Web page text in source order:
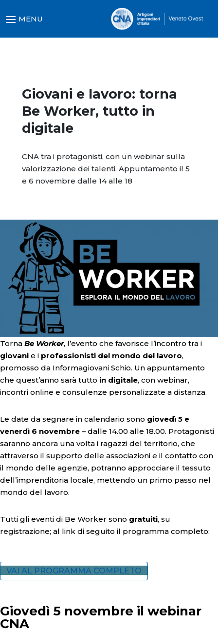
Giovani e lavoro: torna
Be Worker, tutto in
digitale
CNA tra i protagonisti, con un webinar sulla
valorizzazione dei talenti. Appuntamento il 5
e 6 novembre dalle 14 alle 18
Torna Be Worker, l’evento che favorisce l’incontro tra i
giovani e i professionisti del mondo del lavoro,
promosso da Informagiovani Schio. Un appuntamento
che quest’anno sarà tutto in digitale, con webinar,
incontri online e consulenze personalizzate a distanza.
Le date da segnare in calendario sono giovedì 5 e
venerdì 6 novembre – dalle 14.00 alle 18.00. Protagonisti
saranno ancora una volta i ragazzi del territorio, che
attraverso il supporto delle associazioni e il contatto con
il mondo delle agenzie, potranno approcciare il tessuto
dell’imprenditoria locale, mettendo un primo passo nel
mondo del lavoro.
Tutti gli eventi di Be Worker sono gratuiti, su
registrazione; al link di seguito il programma completo:
VAI AL PROGRAMMA COMPLETO
Giovedì 5 novembre il webinar
CNA